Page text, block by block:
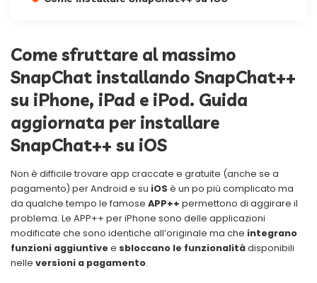
Come sfruttare al massimo
SnapChat installando SnapChat++
su iPhone, iPad e iPod. Guida
aggiornata per installare
SnapChat++ su iOS
Non è difficile trovare app craccate e gratuite (anche se a
pagamento) per Android e su iOS è un po più complicato ma
da qualche tempo le famose APP++ permettono di aggirare il
problema. Le APP++ per iPhone sono delle applicazioni
modificate che sono identiche all’originale ma che integrano
funzioni aggiuntive e sbloccano le funzionalitàdisponibili
nelle versioni a pagamento.